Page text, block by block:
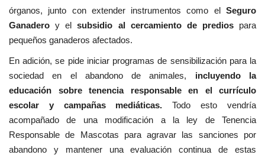
órganos, junto con extender instrumentos como el Seguro
Ganadero y elsubsidio al cercamiento de prediospara
pequeños ganaderos afectados.
En adición, se pide iniciar programas de sensibilización para la
sociedad en el abandono de animales, incluyendo la
educación sobre tenencia responsable en el currículo
escolar y campañas mediáticas.Todo esto vendría
acompañado de una modificación a la ley de Tenencia
Responsable de Mascotas para agravar las sanciones por
abandono y mantener una evaluación continua de estas